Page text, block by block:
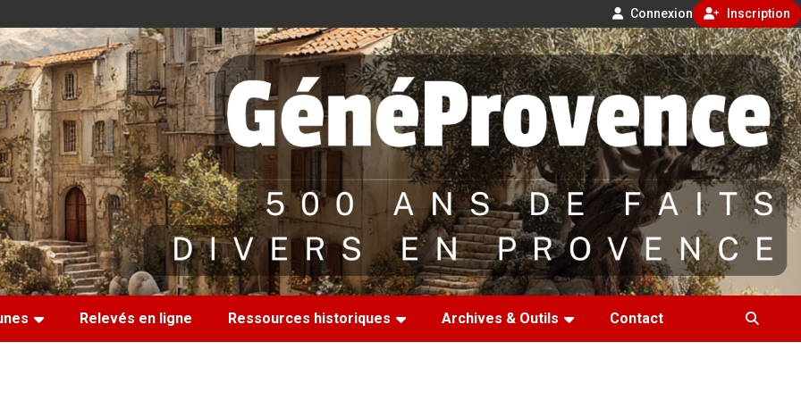
Connexion Inscription
Relevés en ligne Ressources historiques Archives & Outils Contact